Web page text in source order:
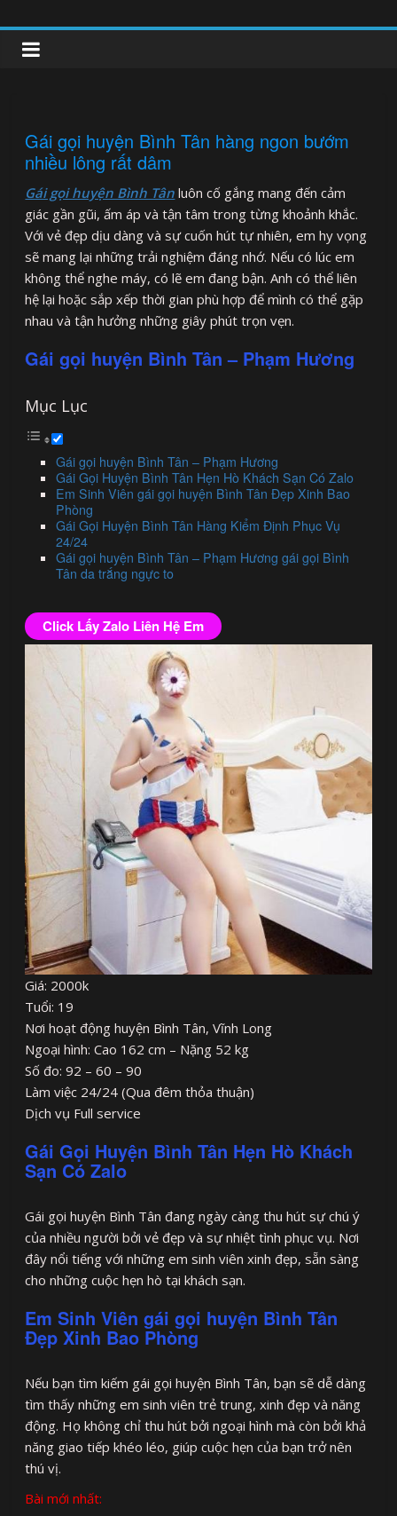
to
content
clipnonglive.com
Gái gọi huyện Bình Tân hàng ngon bướm
nhiều lông rất dâm
Gái gọi huyện Bình Tân luôn cố gắng mang đến cảm
giác gần gũi, ấm áp và tận tâm trong từng khoảnh khắc.
Với vẻ đẹp dịu dàng và sự cuốn hút tự nhiên, em hy vọng
sẽ mang lại những trải nghiệm đáng nhớ. Nếu có lúc em
không thể nghe máy, có lẽ em đang bận. Anh có thể liên
hệ lại hoặc sắp xếp thời gian phù hợp để mình có thể gặp
nhau và tận hưởng những giây phút trọn vẹn.
Gái gọi huyện Bình Tân – Phạm Hương
Mục Lục
Gái gọi huyện Bình Tân – Phạm Hương
Gái Gọi Huyện Bình Tân Hẹn Hò Khách Sạn Có Zalo
Em Sinh Viên gái gọi huyện Bình Tân Đẹp Xinh Bao
Phòng
Gái Gọi Huyện Bình Tân Hàng Kiểm Định Phục Vụ
24/24
Gái gọi huyện Bình Tân – Phạm Hương gái gọi Bình
Tân da trắng ngực to
Click Lấy Zalo Liên Hệ Em
Giá: 2000k
Tuổi: 19
Nơi hoạt động huyện Bình Tân, Vĩnh Long
Ngoại hình: Cao 162 cm – Nặng 52 kg
Số đo: 92 – 60 – 90
Làm việc 24/24 (Qua đêm thỏa thuận)
Dịch vụ Full service
Gái Gọi Huyện Bình Tân Hẹn Hò Khách
Sạn Có Zalo
Gái gọi huyện Bình Tân đang ngày càng thu hút sự chú ý
của nhiều người bởi vẻ đẹp và sự nhiệt tình phục vụ. Nơi
đây nổi tiếng với những em sinh viên xinh đẹp, sẵn sàng
cho những cuộc hẹn hò tại khách sạn.
Em Sinh Viên gái gọi huyện Bình Tân
Đẹp Xinh Bao Phòng
Nếu bạn tìm kiếm gái gọi huyện Bình Tân, bạn sẽ dễ dàng
tìm thấy những em sinh viên trẻ trung, xinh đẹp và năng
động. Họ không chỉ thu hút bởi ngoại hình mà còn bởi khả
năng giao tiếp khéo léo, giúp cuộc hẹn của bạn trở nên
thú vị.
Bài mới nhất: